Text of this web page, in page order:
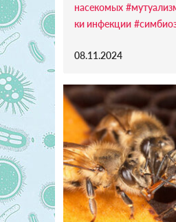
насекомых
ки инфекции
08.11.2024